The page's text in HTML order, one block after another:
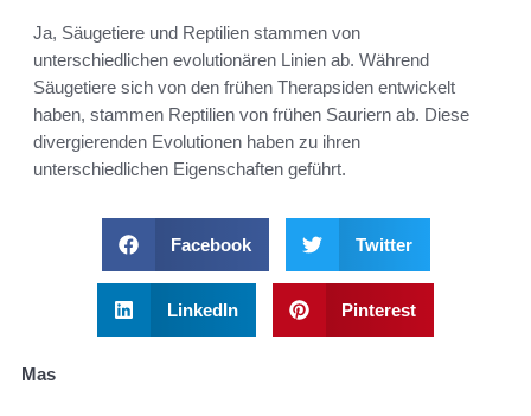
Ja, Säugetiere und Reptilien stammen von
unterschiedlichen evolutionären Linien ab. Während
Säugetiere sich von den frühen Therapsiden entwickelt
haben, stammen Reptilien von frühen Sauriern ab. Diese
divergierenden Evolutionen haben zu ihren
unterschiedlichen Eigenschaften geführt.
Facebook Twitter
LinkedIn Pinterest
Mas